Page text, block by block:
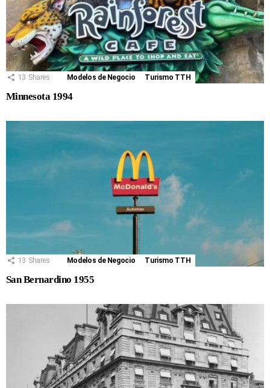
13 Shares Modelos de Negocio Turismo TTH
Minnesota 1994
13 Shares Modelos de Negocio Turismo TTH
San Bernardino 1955